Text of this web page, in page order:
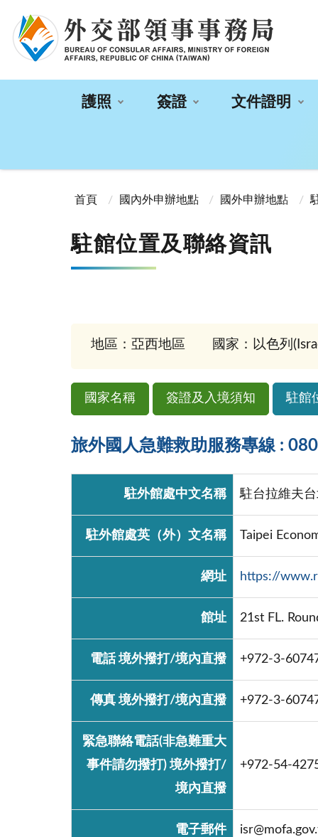
護照 簽證 文件證明
首頁
國內外申辦地點 國外申辦地點
駐館位置及聯絡資訊
地區：亞西地區 國家：以色列
國家名稱 簽證及入境須知 駐館
旅外國人急難救助服務專線 :
駐外館處中文名稱 駐台拉維夫
駐外館處英（外）文名稱 Taipei
網址 https://
館址 21st FL.
電話 境外撥打/境內直撥 +972-3-
傳真 境外撥打/境內直撥 +972-3-
緊急聯絡電話(非急難重大
事件請勿撥打) 境外撥打/
境內直撥
+972-54-
電子郵件